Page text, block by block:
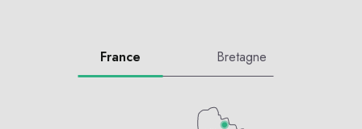
France Bretagne